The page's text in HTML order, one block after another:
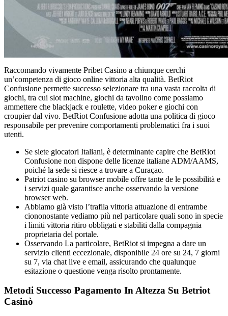
Raccomando vivamente Pribet Casino a chiunque cerchi
un’competenza di gioco online vittoria alta qualità. BetRiot
Confusione permette successo selezionare tra una vasta raccolta di
giochi, tra cui slot machine, giochi da tavolino come possiamo
ammettere che blackjack e roulette, video poker e giochi con
croupier dal vivo. BetRiot Confusione adotta una politica di gioco
responsabile per prevenire comportamenti problematici fra i suoi
utenti.
Se siete giocatori Italiani, è determinante capire che BetRiot
Confusione non dispone delle licenze italiane ADM/AAMS,
poiché la sede si riesce a trovare a Curaçao.
Patriot casino su browser mobile offre tante de le possibilità e
i servizi quale garantisce anche osservando la versione
browser web.
Abbiamo già visto l’trafila vittoria attuazione di entrambe
ciononostante vediamo più nel particolare quali sono in specie
i limiti vittoria ritiro obbligati e stabiliti dalla compagnia
proprietaria del portale.
Osservando La particolare, BetRiot si impegna a dare un
servizio clienti eccezionale, disponibile 24 ore su 24, 7 giorni
su 7, via chat live e email, assicurando che qualunque
esitazione o questione venga risolto prontamente.
Metodi Successo Pagamento In Altezza Su Betriot
Casinò